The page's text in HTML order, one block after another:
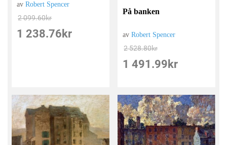
avRobert Spencer
2 099.60kr
1 238.76 kr
På banken
avRobert Spencer
2 528.80kr
1 491.99 kr